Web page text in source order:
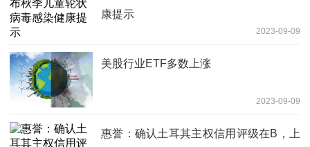
康提示
2023-09-09
美股行业ETF多数上涨
2023-09-09
惠誉：确认土耳其主权信用评级在B，上